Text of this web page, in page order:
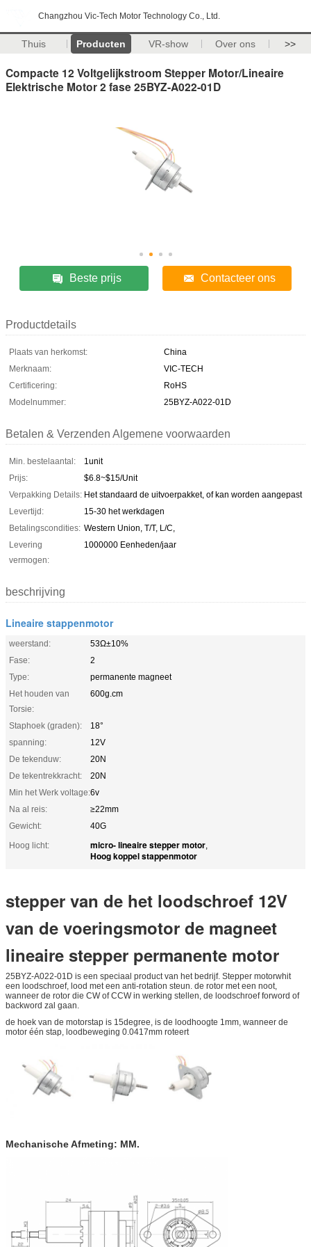
Changzhou Vic-Tech Motor Technology Co., Ltd.
Thuis Producten VR-show Over ons >>
Compacte 12 Voltgelijkstroom Stepper Motor/Lineaire
Elektrische Motor 2 fase 25BYZ-A022-01D
Beste prijs Contacteer ons
Productdetails
Plaats van herkomst:
China
Merknaam:
VIC-TECH
Certificering:
RoHS
Modelnummer:
25BYZ-A022-01D
Betalen & Verzenden Algemene voorwaarden
Min. bestelaantal:
1unit
Prijs:
$6.8~$15/Unit
Verpakking Details: Het standaard de uitvoerpakket, of kan worden aangepast
Levertijd:
15-30 het werkdagen
Betalingscondities: Western Union, T/T, L/C,
Levering
vermogen:
1000000 Eenheden/jaar
beschrijving
Lineaire stappenmotor
weerstand:
53Ω±10%
Fase:
2
Type:
permanente magneet
Het houden van
Torsie:
600g.cm
Staphoek (graden):
18°
spanning:
12V
De tekenduw:
20N
De tekentrekkracht:
20N
Min het Werk voltage:6v
Na al reis:
≥22mm
Gewicht:
40G
Hoog licht:
micro- lineaire stepper motor,
Hoog koppel stappenmotor
stepper van de het loodschroef 12V
van de voeringsmotor de magneet
lineaire stepper permanente motor
25BYZ-A022-01D is een speciaal product van het bedrijf. Stepper motorwhit
een loodschroef, lood met een anti-rotation steun. de rotor met een noot,
wanneer de rotor die CW of CCW in werking stellen, de loodschroef forword of
backword zal gaan.
de hoek van de motorstap is 15degree, is de loodhoogte 1mm, wanneer de
motor één stap, loodbeweging 0.0417mm roteert
Mechanische Afmeting: MM.